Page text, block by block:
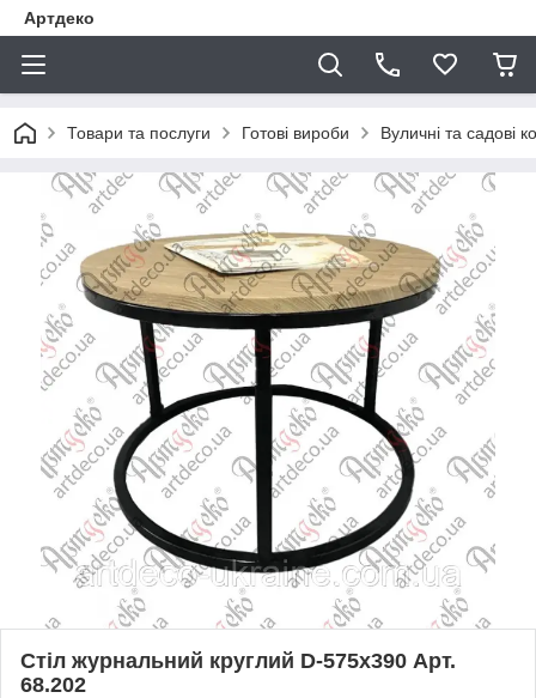
Артдеко
Товари та послуги Готові вироби Вуличні та садові
Стіл журнальний круглий D-575х390 Арт.
68.202